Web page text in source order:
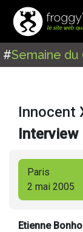
#Semaine
Innocent
Interview
Paris
2 mai 2005
Etienne